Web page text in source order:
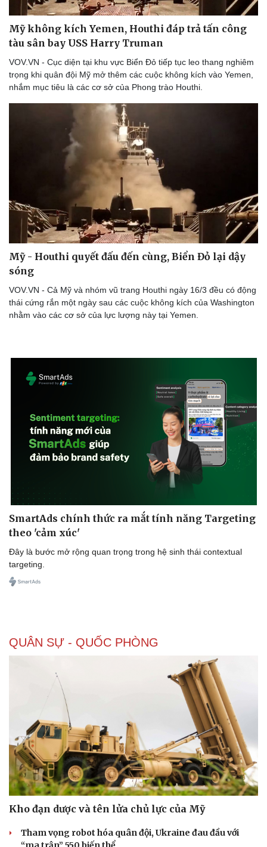
Bóng đá
Lịch thi đấu bóng đá
Thế giới thể thao
eSports
Hậu trường
Xe máy
Tư vấn
Mỹ không kích Yemen, Houthi đáp trả tấn công
tàu sân bay USS Harry Truman
VOV.VN - Cục diện tại khu vực Biển Đỏ tiếp tục leo thang nghiêm
trọng khi quân đội Mỹ mở thêm các cuộc không kích vào Yemen,
nhắm mục tiêu là các cơ sở của Phong trào Houthi.
Mỹ - Houthi quyết đấu đến cùng, Biển Đỏ lại dậy
sóng
VOV.VN - Cả Mỹ và nhóm vũ trang Houthi ngày 16/3 đều có động
thái cứng rắn một ngày sau các cuộc không kích của Washington
nhằm vào các cơ sở của lực lượng này tại Yemen.
SmartAds chính thức ra mắt tính năng Targeting
theo 'cảm xúc'
Đây là bước mở rộng quan trọng trong hệ sinh thái contextual
targeting.
QUÂN SỰ - QUỐC PHÒNG
Kho đạn dược và tên lửa chủ lực của Mỹ
Tham vọng robot hóa quân đội, Ukraine đau đầu với